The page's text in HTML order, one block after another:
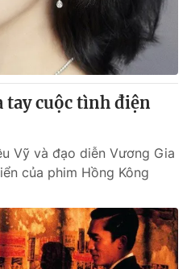
tay cuộc tình điện
Vỹ và đạo diễn Vương Gia
của phim Hồng Kông